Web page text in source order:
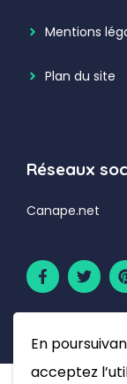
En
acceptez
Mentions
Plan du site
Réseaux
Canape.net